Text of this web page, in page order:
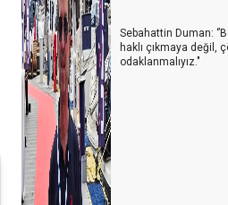
Sebahattin Duman:
haklı çıkmaya değil,
odaklanmalıyız."